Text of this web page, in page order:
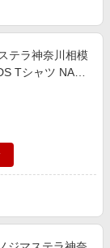
テラ神奈川相模
Tシャツ NAVY